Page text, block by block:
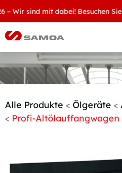
Wir sind mit dabei! Besuchen Sie
Alle Produkte < Ölgeräte <
< Profi-